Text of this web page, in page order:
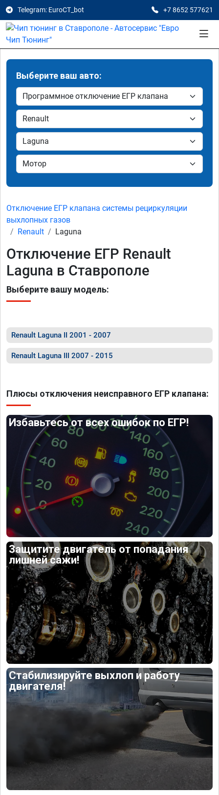
Telegram: EuroCT_bot +7 8652 577621
Выберите ваш авто:
Отключение ЕГР клапана системы рециркуляции
выхлопных газов
Renault
Laguna
Отключение ЕГР Renault
Laguna в Ставрополе
Выберите вашу модель:
Renault Laguna II 2001 - 2007
Renault Laguna III 2007 - 2015
Плюсы отключения неисправного ЕГР клапана:
Избавьтесь от всех ошибок по ЕГР!
Защитите двигатель от попадания
лишней сажи!
Стабилизируйте выхлоп и работу
двигателя!